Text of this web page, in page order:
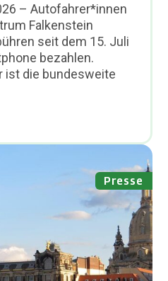
– Autofahrer*innen
Falkenstein
seit dem 15. Juli
bezahlen.
ist die bundesweite
Presse